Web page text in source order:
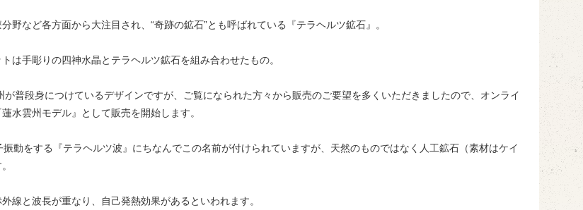
野など各方面から大注目され、“奇跡の鉱石”とも呼ばれている『テラヘルツ鉱石』。
は手彫りの四神水晶とテラヘルツ鉱石を組み合わせたもの。
が普段身につけているデザインですが、ご覧になられた方々から販売のご要望を多くいただきましたので、オンライ
水雲州モデル』として販売を開始します。
動をする『テラヘルツ波』にちなんでこの名前が付けられていますが、天然のものではなく人工鉱石（素材はケイ
線と波長が重なり、自己発熱効果があるといわれます。